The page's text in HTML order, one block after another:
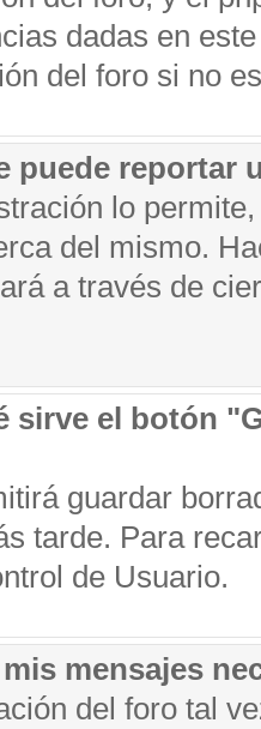
dadas en
del foro si no
puede reportar
lo
del mismo.
a través de
sirve el botón
guardar
tarde. Para
de Usuario.
mensajes
del foro tal